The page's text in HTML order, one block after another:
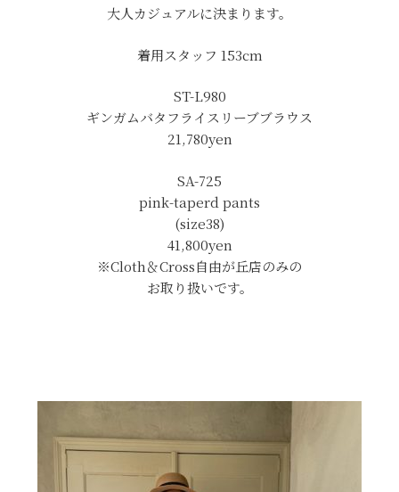
大人カジュアルに決まります。
着用スタッフ 153cm
ST-L980
ギンガムバタフライスリーブブラウス
21,780yen
SA-725
pink-taperd pants
(size38)
41,800yen
※Cloth＆Cross自由が丘店のみの
お取り扱いです。